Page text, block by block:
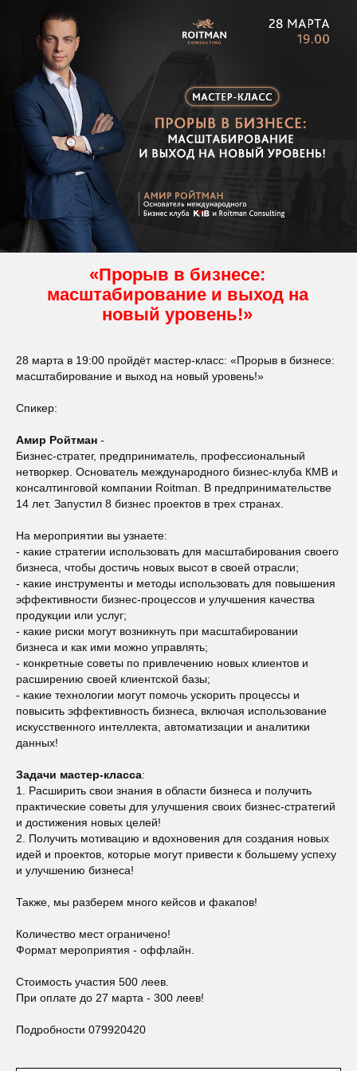
«Прорыв в бизнесе:
масштабирование и выход на
новый уровень!»
28 марта в 19:00 пройдёт мастер-класс: «Прорыв в бизнесе:
масштабирование и выход на новый уровень!»
Спикер:
Амир Ройтман -
Бизнес-стратег, предприниматель, профессиональный
нетворкер. Основатель международного бизнес-клуба КМВ и
консaлтингoвой компании Roitman. В предпринимательстве
14 лет. Запустил 8 бизнес проектов в трех странах.
На мероприятии вы узнаете:
- какие стратегии использовать для масштабирования своего
бизнеса, чтобы достичь новых высот в своей отрасли;
- какие инструменты и методы использовать для повышения
эффективности бизнес-процессов и улучшения качества
продукции или услуг;
- какие риски могут возникнуть при масштабировании
бизнеса и как ими можно управлять;
- конкретные советы по привлечению новых клиентов и
расширению своей клиентской базы;
- какие технологии могут помочь ускорить процессы и
повысить эффективность бизнеса, включая использование
искусственного интеллекта, автоматизации и аналитики
данных!
Задачи мастер-класса:
1. Расширить свои знания в области бизнеса и получить
практические советы для улучшения своих бизнес-стратегий
и достижения новых целей!
2. Получить мотивацию и вдохновения для создания новых
идей и проектов, которые могут привести к большему успеху
и улучшению бизнеса!
Также, мы разберем много кейсов и факапов!
Количество мест ограничено!
Формат мероприятия - оффлайн.
Стоимость участия 500 леев.
При оплате до 27 марта - 300 леев!
Подробности 079920420